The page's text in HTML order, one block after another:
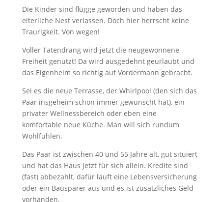
Die Kinder sind flügge geworden und haben das
elterliche Nest verlassen. Doch hier herrscht keine
Traurigkeit. Von wegen!
Voller Tatendrang wird jetzt die neugewonnene
Freiheit genutzt! Da wird ausgedehnt geurlaubt und
das Eigenheim so richtig auf Vordermann gebracht.
Sei es die neue Terrasse, der Whirlpool (den sich das
Paar insgeheim schon immer gewünscht hat), ein
privater Wellnessbereich oder eben eine
komfortable neue Küche. Man will sich rundum
Wohlfühlen.
Das Paar ist zwischen 40 und 55 Jahre alt, gut situiert
und hat das Haus jetzt für sich allein. Kredite sind
(fast) abbezahlt, dafür läuft eine Lebensversicherung
oder ein Bausparer aus und es ist zusätzliches Geld
vorhanden.